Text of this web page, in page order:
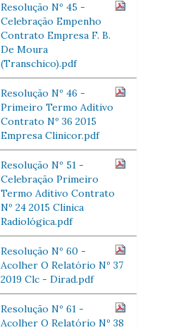
Resolução Nº 45 -
Celebração Empenho
Contrato Empresa F. B.
De Moura
(Transchico).pdf
Resolução Nº 46 -
Primeiro Termo Aditivo
Contrato Nº 36 2015
Empresa Clinicor.pdf
Resolução Nº 51 -
Celebração Primeiro
Termo Aditivo Contrato
Nº 24 2015 Clinica
Radiológica.pdf
Resolução Nº 60 -
Acolher O Relatório Nº 37
2019 Clc - Dirad.pdf
Resolução Nº 61 -
Acolher O Relatório Nº 38